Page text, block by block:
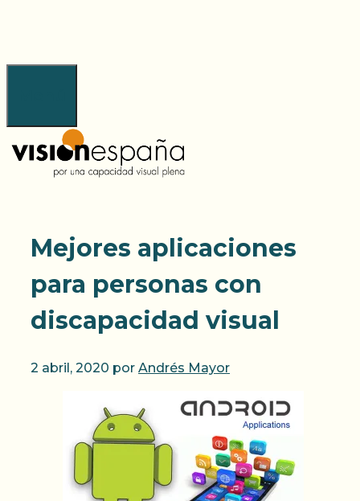
Mejores aplicaciones
para personas con
discapacidad visual
2 abril, 2020 por Andrés Mayor